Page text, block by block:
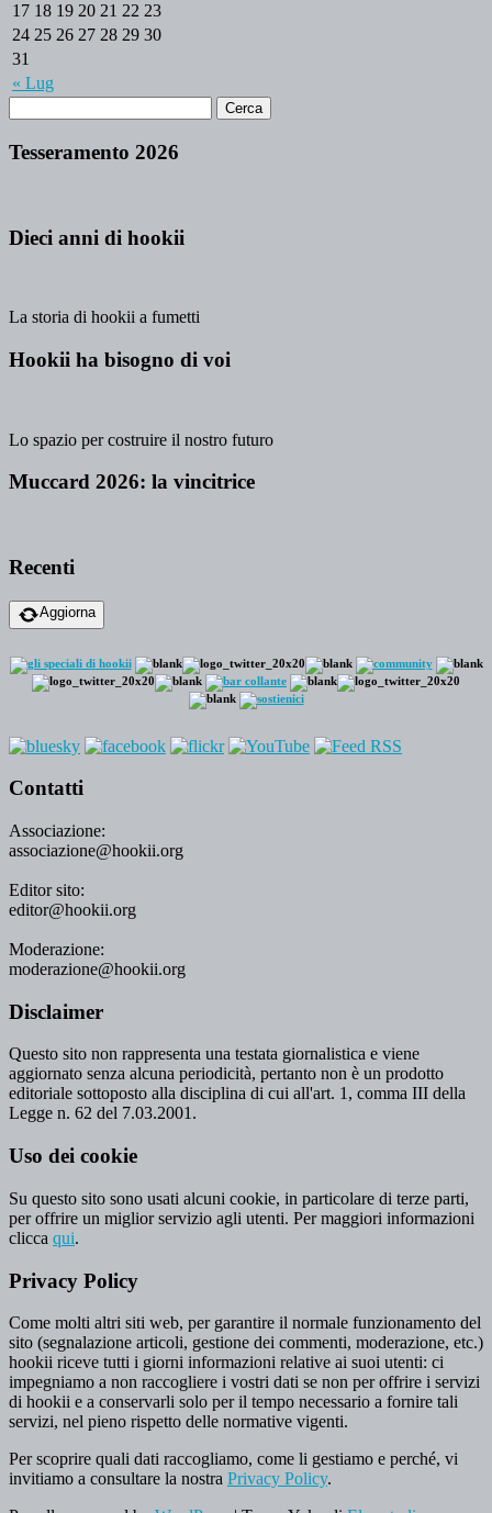
« Lug
17 18 19 20 21 22 23
24 25 26 27 28 29 30
31
Tesseramento 2026
Dieci anni di hookii
La storia di hookii a fumetti
Hookii ha bisogno di voi
Lo spazio per costruire il nostro futuro
Muccard 2026: la vincitrice
Recenti
Aggiorna
Contatti
Associazione:
associazione@hookii.org
Editor sito:
editor@hookii.org
Moderazione:
moderazione@hookii.org
Disclaimer
Questo sito non rappresenta una testata giornalistica e viene
aggiornato senza alcuna periodicità, pertanto non è un prodotto
editoriale sottoposto alla disciplina di cui all'art. 1, comma III della
Legge n. 62 del 7.03.2001.
Uso dei cookie
Su questo sito sono usati alcuni cookie, in particolare di terze parti,
per offrire un miglior servizio agli utenti. Per maggiori informazioni
clicca qui.
Privacy Policy
Come molti altri siti web, per garantire il normale funzionamento del
sito (segnalazione articoli, gestione dei commenti, moderazione, etc.)
hookii riceve tutti i giorni informazioni relative ai suoi utenti: ci
impegniamo a non raccogliere i vostri dati se non per offrire i servizi
di hookii e a conservarli solo per il tempo necessario a fornire tali
servizi, nel pieno rispetto delle normative vigenti.
Per scoprire quali dati raccogliamo, come li gestiamo e perché, vi
invitiamo a consultare la nostra Privacy Policy.